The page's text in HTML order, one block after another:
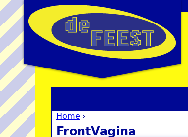
You are here
Home ›
FrontVagina